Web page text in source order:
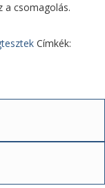
a csomagolás.
Címkék: